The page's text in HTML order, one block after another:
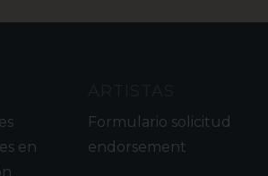
en
Formulario solicitud
endorsement